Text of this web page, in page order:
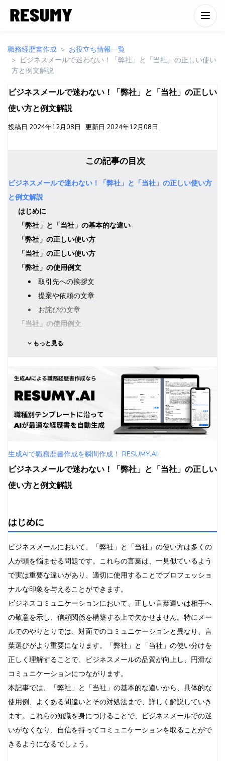
職務経歴書作成
お役立ち情報一覧
ビジネスメールで迷わない！「弊社」と「当社」の正しい使い
方と例文解説
ビジネスメールで迷わない！「弊社」と「当社」の正しい
使い方と例文解説
投稿日 2024年12月08日 更新日 2024年12月08日
この記事の目次
ビジネスメールで迷わない！「弊社」と「当社」の正しい使い方
と例文解説
はじめに
「弊社」と「当社」の基本的な違い
「弊社」の正しい使い方
「当社」の正しい使い方
「弊社」の使用例文
取引先への挨拶文
提案や依頼の文章
お詫びの文章
「当社」の使用例文
自社の紹介文
よくある間違いと対処法
「弊社」と「当社」の混同
不適切な文脈での使用
業種別の傾向
相手との関係性による使い分け
文書の種類による使い分け
「弊社」「当社」以外の表現
より丁寧な表現方法
カジュアルな表現方法
ビジネスメールマナーにおける他の重要ポイント
敬語の使い方
文章構成のコツ
締めくくりの表現
まとめ
よくある質問（FAQ）
もっと見る
生成AIで職務歴書作成を瞬間作成！ RESUMY.AI
ビジネスメールで迷わない！「弊社」と「当社」の正しい
使い方と例文解説
はじめに
ビジネスメールにおいて、「弊社」と「当社」の使い方は多くの
人が頭を悩ませる問題です。これらの言葉は、一見似ているよう
で実は重要な違いがあり、適切に使用することでプロフェッショ
ナルな印象を与えることができます。
ビジネスコミュニケーションにおいて、正しい言葉遣いは相手へ
の敬意を示し、信頼関係を構築する上で欠かせません。特にメー
ルでのやりとりでは、対面でのコミュニケーションと異なり、言
葉選びがより重要になります。「弊社」と「当社」の使い分けを
正しく理解することで、ビジネスメールの品質が向上し、円滑な
コミュニケーションにつながります。
本記事では、「弊社」と「当社」の基本的な違いから、具体的な
使用例、よくある間違いとその対処法まで、詳しく解説していき
ます。これらの知識を身につけることで、ビジネスメールでの迷
いがなくなり、自信を持ってコミュニケーションを取ることがで
きるようになるでしょう。